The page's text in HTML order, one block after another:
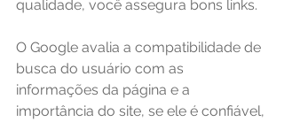
qualidade, você assegura bons links.
O Google avalia a compatibilidade de
busca do usuário com as
informações da página e a
importância do site, se ele é confiável,